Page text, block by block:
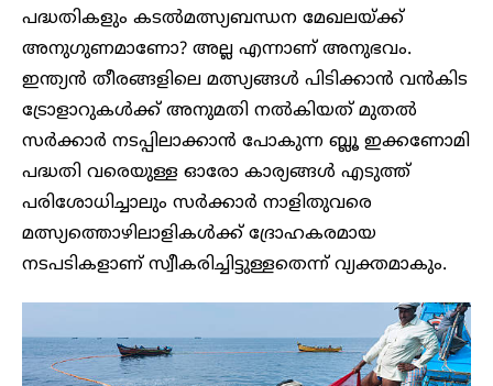
പദ്ധതികളും കടൽമത്സ്യബന്ധന മേഖലയ്ക്ക്
അനുഗുണമാണോ? അല്ല എന്നാണ് അനുഭവം.
ഇന്ത്യൻ തീരങ്ങളിലെ മത്സ്യങ്ങൾ പിടിക്കാൻ വൻകിട
ട്രോളാറുകൾക്ക് അനുമതി നൽകിയത് മുതൽ
സർക്കാർ നടപ്പിലാക്കാൻ പോകുന്ന ബ്ലൂ ഇക്കണോമി
പദ്ധതി വരെയുള്ള ഓരോ കാര്യങ്ങൾ എടുത്ത്
പരിശോധിച്ചാലും സർക്കാർ നാളിതുവരെ
മത്സ്യത്തൊഴിലാളികൾക്ക് ദ്രോഹകരമായ
നടപടികളാണ് സ്വീകരിച്ചിട്ടുള്ളതെന്ന് വ്യക്തമാകും.